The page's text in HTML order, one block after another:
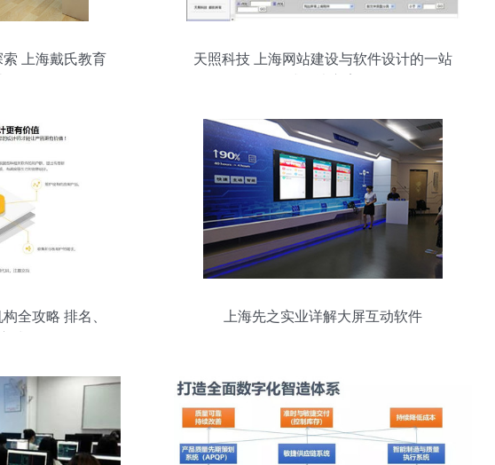
上海戴氏教育
天照科技 上海网站建设与软件设计的一站
全攻略 排名、
上海先之实业详解大屏互动软件